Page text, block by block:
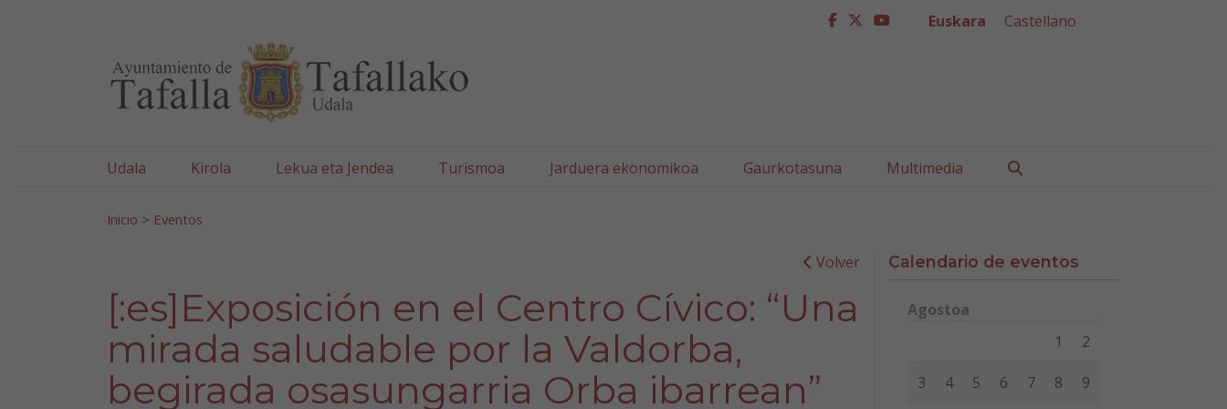
facebook
twitter
youtube
Euskara Castellano
Udala Kirola Lekua eta Jendea Turismoa Jarduera ekonomikoa Gaurkotasuna Multimedia
Inicio > Eventos
Volver
[:es]Exposición en el Centro Cívico: “Una
mirada saludable por la Valdorba,
begirada osasungarria Orba ibarrean”
Calendario de eventos
Agostoa
Miércoles Jueves
1 2
3 4 5 6 7 8 9